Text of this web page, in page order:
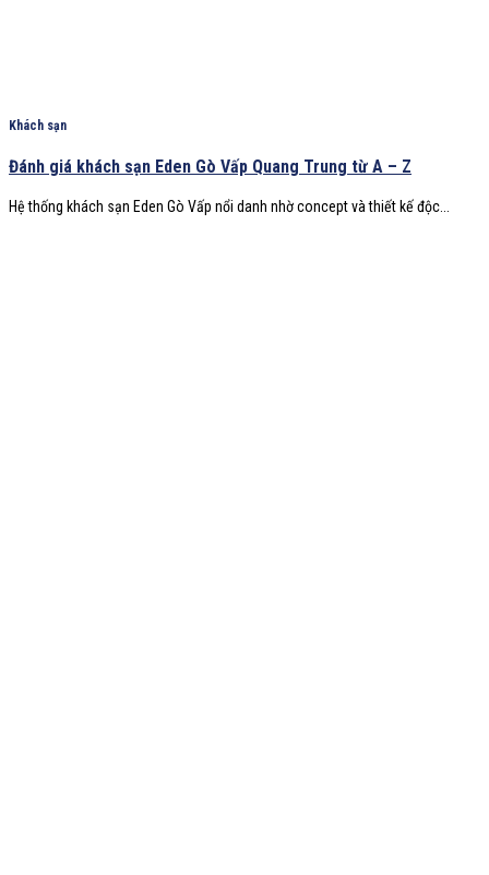
Khách sạn
Đánh giá khách sạn Eden Gò Vấp Quang Trung từ A – Z
Hệ thống khách sạn Eden Gò Vấp nổi danh nhờ concept và thiết kế độc...